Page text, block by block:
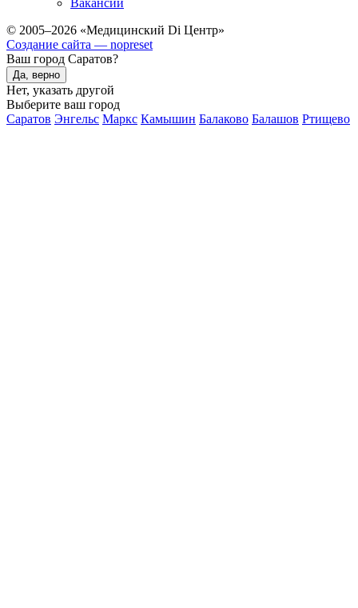
Вакансии
© 2005–2026 «Медицинский Di Центр»
Создание сайта — nopreset
Ваш город Саратов?
Да, верно
Нет, указать другой
Выберите ваш город
Саратов Энгельс Маркс Камышин Балаково Балашов Ртищево